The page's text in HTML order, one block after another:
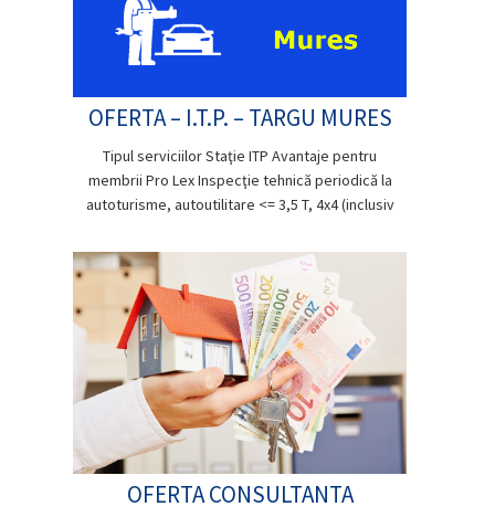
OFERTA – I.T.P. – TARGU MURES
Tipul serviciilor Staţie ITP Avantaje pentru
membrii Pro Lex Inspecţie tehnică periodică la
autoturisme, autoutilitare <= 3,5 T, 4x4 (inclusiv
OFERTA CONSULTANTA